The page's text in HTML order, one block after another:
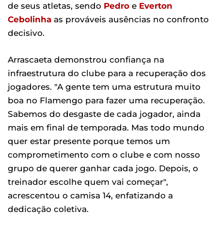
de seus atletas, sendo Pedro e Everton
Cebolinha as prováveis ausências no confronto
decisivo.
Arrascaeta demonstrou confiança na
infraestrutura do clube para a recuperação dos
jogadores. "A gente tem uma estrutura muito
boa no Flamengo para fazer uma recuperação.
Sabemos do desgaste de cada jogador, ainda
mais em final de temporada. Mas todo mundo
quer estar presente porque temos um
comprometimento com o clube e com nosso
grupo de querer ganhar cada jogo. Depois, o
treinador escolhe quem vai começar",
acrescentou o camisa 14, enfatizando a
dedicação coletiva.